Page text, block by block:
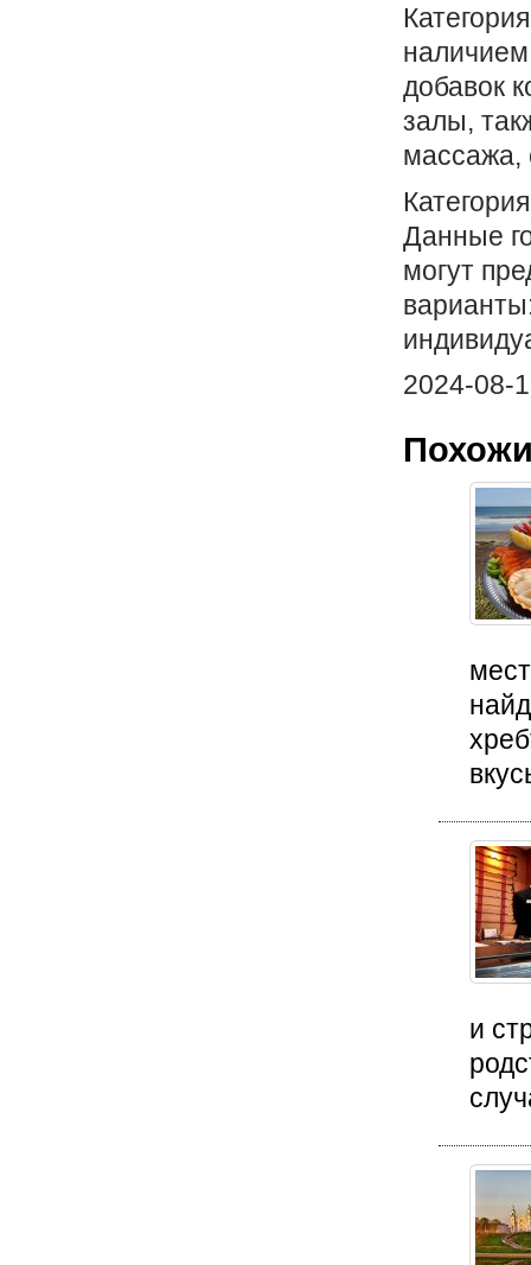
наличием
добавок
залы,
массажа,
Данные
могут
2024-08-
и